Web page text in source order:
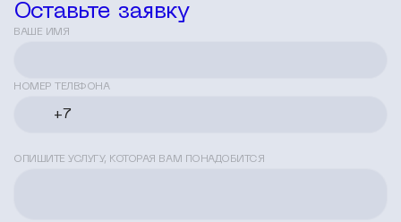
Оставьте заявку
ВАШЕ ИМЯ
НОМЕР ТЕЛЕФОНА
ОПИШИТЕ УСЛУГУ, КОТОРАЯ ВАМ ПОНАДОБИТСЯ